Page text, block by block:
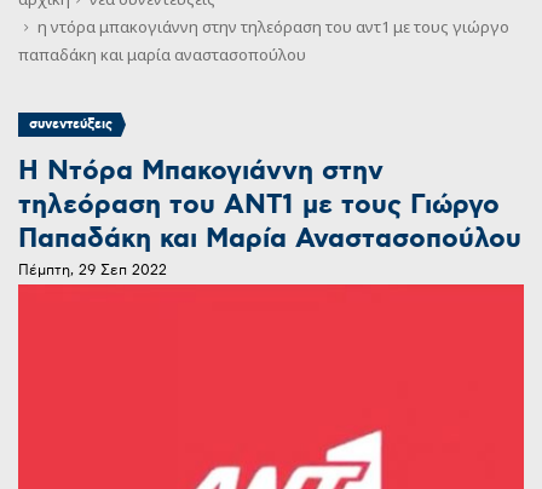
η ντόρα μπακογιάννη στην τηλεόραση του αντ1 με τους γιώργο
παπαδάκη και μαρία αναστασοπούλου
συνεντεύξεις
Η Ντόρα Μπακογιάννη στην
τηλεόραση του ΑΝΤ1 με τους Γιώργο
Παπαδάκη και Μαρία Αναστασοπούλου
Πέμπτη, 29 Σεπ 2022